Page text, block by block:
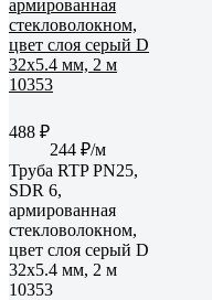
488 ₽
244 ₽/м
Труба RTP PN25,
SDR 6,
армированная
стекловолокном,
цвет слоя серый D
32х5.4 мм, 2 м
10353